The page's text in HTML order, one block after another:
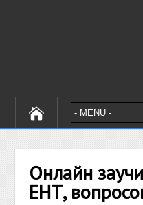
Онлайн
ЕНТ,